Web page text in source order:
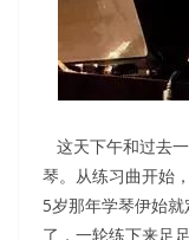
这天下午和过去
琴。从练习曲开始
5岁那年学琴伊始
了，一轮练下来足